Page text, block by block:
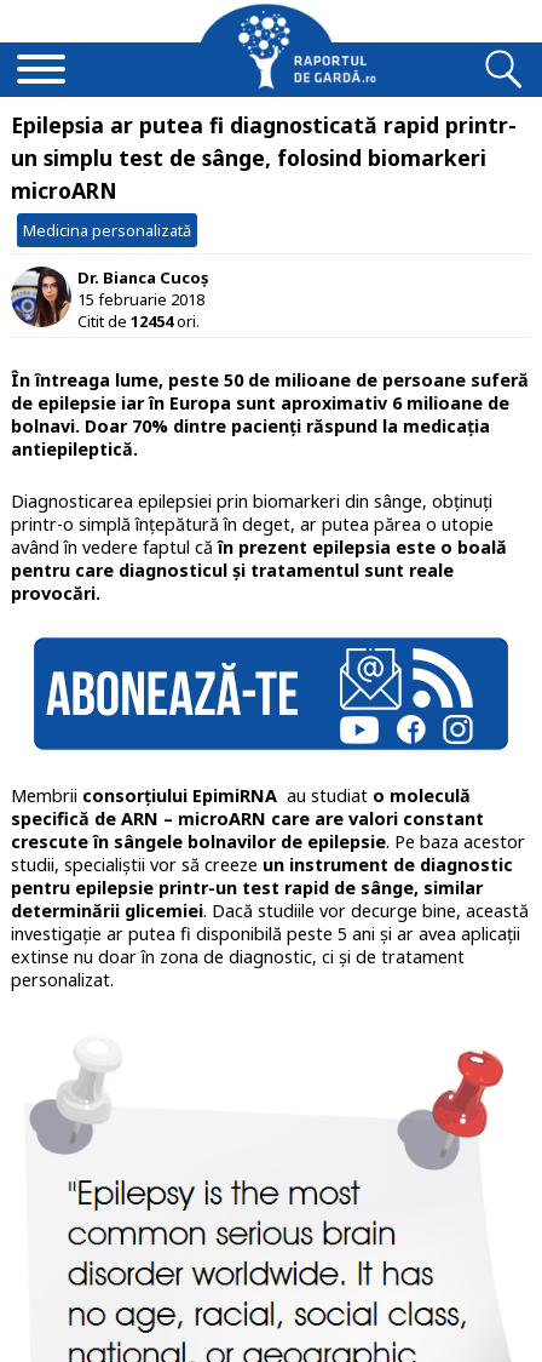
Epilepsia ar putea fi diagnosticată rapid printr-
un simplu test de sânge, folosind biomarkeri
microARN
Medicina personalizată
Dr. Bianca Cucoș
15 februarie 2018
Citit de 12454ori.
În întreaga lume, peste 50 de milioane de persoane suferă
de epilepsie iar în Europa sunt aproximativ 6 milioane de
bolnavi. Doar 70% dintre pacienți răspund la medicația
antiepileptică.
Diagnosticarea epilepsiei prin biomarkeri din sânge, obținuți
printr-o simplă înțepătură în deget, ar putea părea o utopie
având în vedere faptul căîn prezent epilepsia este o boală
pentru care diagnosticul și tratamentul sunt reale
provocări.
Membrii consorțiului EpimiRNAau studiat o moleculă
specifică de ARN – microARN care are valori constant
crescute în sângele bolnavilor de epilepsie. Pe baza acestor
studii, specialiștii vor să creeze un instrument de diagnostic
pentru epilepsie printr-un test rapid de sânge, similar
determinării glicemiei. Dacă studiile vor decurge bine, această
investigație ar putea fi disponibilă peste 5 ani și ar avea aplicații
extinse nu doar în zona de diagnostic, ci și de tratament
personalizat.